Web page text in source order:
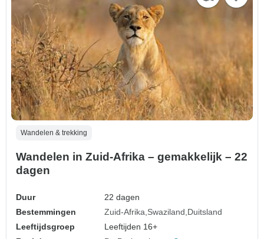
Wandelen & trekking
Wandelen in Zuid-Afrika – gemakkelijk – 22
dagen
Duur
22 dagen
Bestemmingen
Zuid-Afrika Swaziland Duitsland
Leeftijdsgroep
Leeftijden 16+